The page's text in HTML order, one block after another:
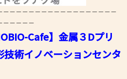
－－－－－－－－－－－－－－－－－
－－－－－
Cafe】金属３Dプリ
技術イノベーションセンタ